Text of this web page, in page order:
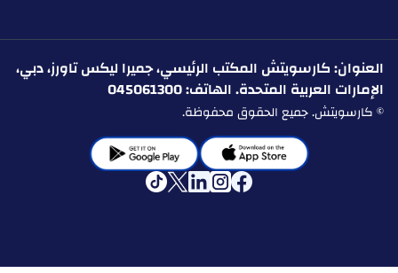
العنوان: كارسويتش المكتب الرئيسي، جميرا ليكس تاورز، دبي،
الإمارات العربية المتحدة. الهاتف: 045061300
© كارسويتش. جميع الحقوق محفوظة.